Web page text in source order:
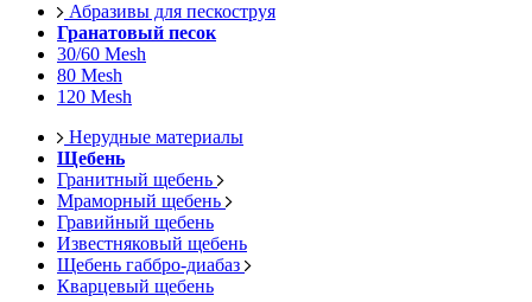
Абразивы для пескоструя
Гранатовый песок
30/60 Mesh
80 Mesh
120 Mesh
Нерудные материалы
Щебень
Гранитный щебень
Мраморный щебень
Гравийный щебень
Известняковый щебень
Щебень габбро-диабаз
Кварцевый щебень